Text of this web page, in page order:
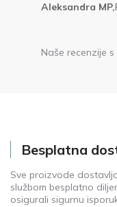
Aleksandra MP,
Naše recenzije
Besplatna
Sve proizvode
službom besplatno
osigurali sigurnu